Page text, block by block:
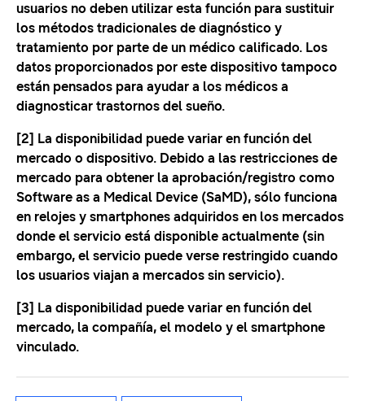
usuarios no deben utilizar esta función para sustituir
los métodos tradicionales de diagnóstico y
tratamiento por parte de un médico calificado. Los
datos proporcionados por este dispositivo tampoco
están pensados para ayudar a los médicos a
diagnosticar trastornos del sueño.
[2] La disponibilidad puede variar en función del
mercado o dispositivo. Debido a las restricciones de
mercado para obtener la aprobación/registro como
Software as a Medical Device (SaMD), sólo funciona
en relojes y smartphones adquiridos en los mercados
donde el servicio está disponible actualmente (sin
embargo, el servicio puede verse restringido cuando
los usuarios viajan a mercados sin servicio).
[3] La disponibilidad puede variar en función del
mercado, la compañía, el modelo y el smartphone
vinculado.